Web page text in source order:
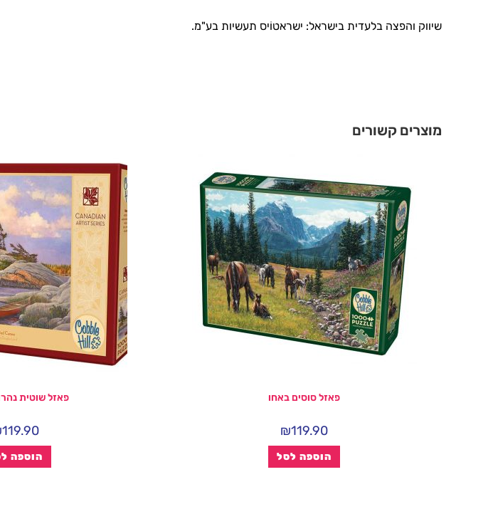
שיווק והפצה בלעדית בישראל: ישראטוֹיס תעשיות בע"מ.
מוצרים קשורים
פאזל סוסים באחו
₪119.90
הוספה לסל
פאזל שוטית
119.90
הוספה